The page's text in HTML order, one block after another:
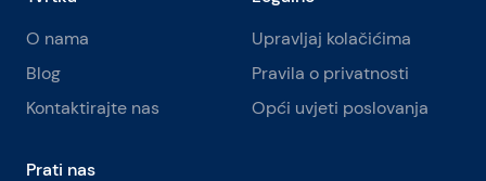
O nama
Blog
Kontaktirajte nas
Upravljaj kolačićima
Pravila o privatnosti
Opći uvjeti poslovanja
Prati nas